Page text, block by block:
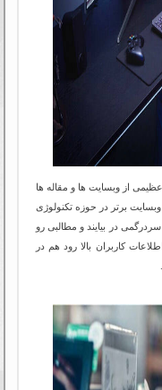
از وبسایت ها و مقاله ها
و مطالب پی میبرید از این رو برآن شدم تا با معرفی ۵ وبسایت برتر در حوزه تکنولوژی
در بیایند و مطالبی رو
کاربران بالا رود هم در